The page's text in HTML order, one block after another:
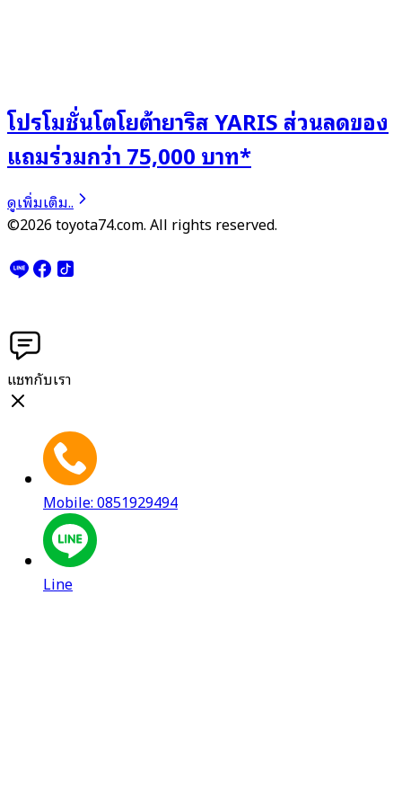
โปรโมชั่นโตโยต้ายาริส YARIS ส่วนลดของ
แถมร่วมกว่า 75,000 บาท*
ดูเพิ่มเติม..
©2026 toyota74.com. All rights reserved.
แชทกับเรา
Mobile: 0851929494
Line